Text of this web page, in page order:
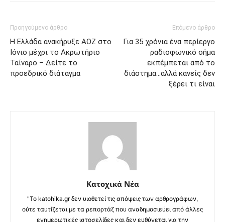
Προηγούμενο άρθρο
Η Ελλάδα ανακήρυξε ΑΟΖ στο
Ιόνιο μέχρι το Ακρωτήριο
Ταίναρο – Δείτε το
προεδρικό διάταγμα
Επόμενο άρθρο
Για 35 χρόνια ένα περίεργο
ραδιοφωνικό σήμα
εκπέμπεται από το
διάστημα…αλλά κανείς δεν
ξέρει τι είναι
Κατοχικά Νέα
"Το katohika.gr δεν υιοθετεί τις απόψεις των αρθρογράφων,
ούτε ταυτίζεται με τα ρεπορτάζ που αναδημοσιεύει από άλλες
ενημερωτικές ιστοσελίδες και δεν ευθύνεται για την